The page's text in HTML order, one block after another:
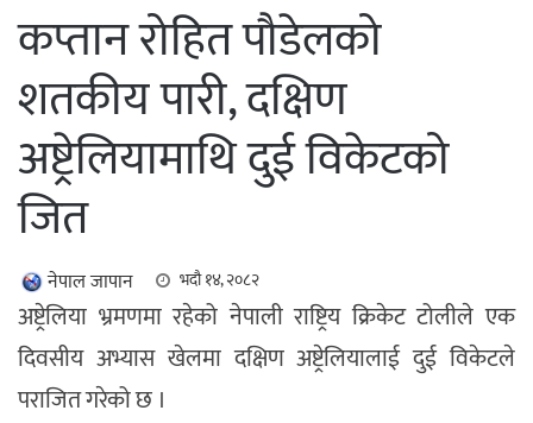
कप्तान रोहित पौडेलको
शतकीय पारी, दक्षिण
अष्ट्रेलियामाथि दुई विकेटको
जित
नेपाल जापान भदौ १४, २०८२
अष्ट्रेलिया भ्रमणमा रहेको नेपाली राष्ट्रिय क्रिकेट टोलीले एक
दिवसीय अभ्यास खेलमा दक्षिण अष्ट्रेलियालाई दुई विकेटले
पराजित गरेको छ ।